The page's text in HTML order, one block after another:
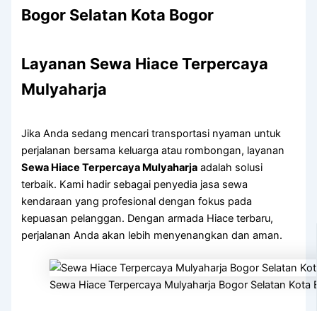
Bogor Selatan Kota Bogor
Layanan Sewa Hiace Terpercaya
Mulyaharja
Jika Anda sedang mencari transportasi nyaman untuk
perjalanan bersama keluarga atau rombongan, layanan
Sewa Hiace Terpercaya Mulyaharja adalah solusi
terbaik. Kami hadir sebagai penyedia jasa sewa
kendaraan yang profesional dengan fokus pada
kepuasan pelanggan. Dengan armada Hiace terbaru,
perjalanan Anda akan lebih menyenangkan dan aman.
Sewa Hiace Terpercaya Mulyaharja Bogor Selatan Kota